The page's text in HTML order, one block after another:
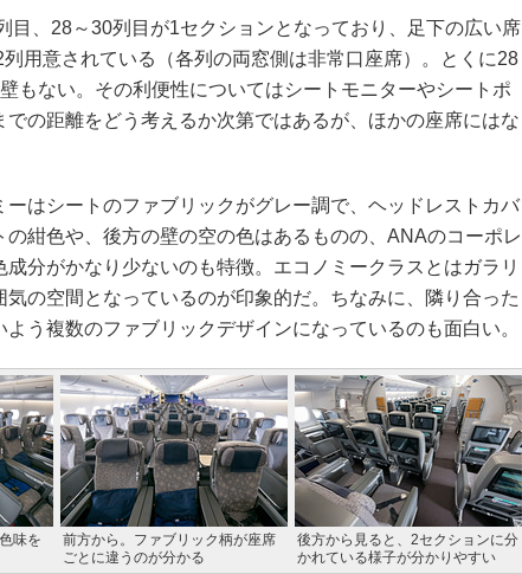
、28～30列目が1セクションとなっており、足下の広い席
用意されている（各列の両窓側は非常口座席）。とくに28
もない。その利便性についてはシートモニターやシートポ
での距離をどう考えるか次第ではあるが、ほかの座席にはな
はシートのファブリックがグレー調で、ヘッドレストカバ
の紺色や、後方の壁の空の色はあるものの、ANAのコーポレ
成分がかなり少ないのも特徴。エコノミークラスとはガラリ
気の空間となっているのが印象的だ。ちなみに、隣り合った
う複数のファブリックデザインになっているのも面白い。
味を
前方から。ファブリック柄が座席
ごとに違うのが分かる
後方から見ると、2セクションに分
かれている様子が分かりやすい